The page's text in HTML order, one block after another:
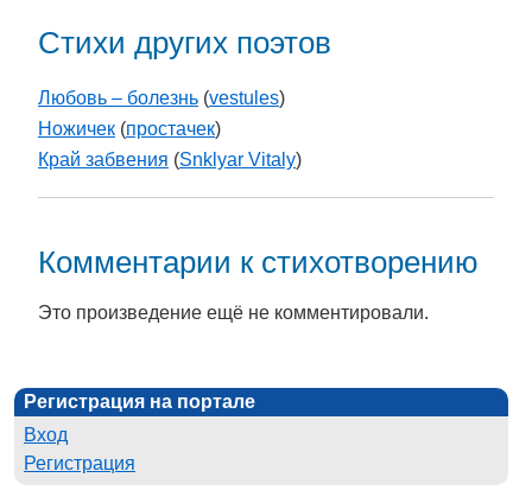
Стихи других поэтов
Любовь – болезнь (vestules)
Ножичек (простачек)
Край забвения (Snklyar Vitaly)
Комментарии к стихотворению
Это произведение ещё не комментировали.
Регистрация на портале
Вход
Регистрация